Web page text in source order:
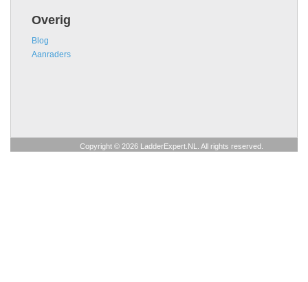
Overig
Blog
Aanraders
Copyright © 2026 LadderExpert.NL. All rights reserved.